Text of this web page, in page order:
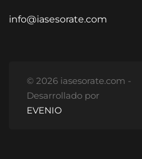
info@iasesorate.com
© 2026 iasesorate.com -
Desarrollado por
EVENIO